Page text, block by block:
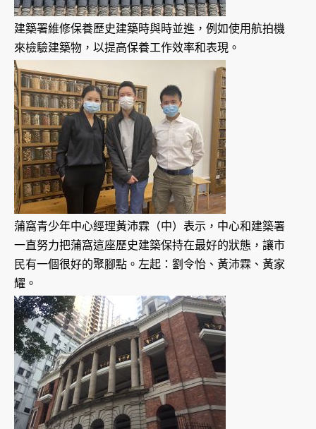
建築署維修保養歷史建築時與時並進，例如使用航拍機
來檢驗建築物，以提高保養工作效率和表現。
蒲窩青少年中心經理黃沛霖（中）表示，中心和建築署
一直努力把蒲窩這座歷史建築保持在最好的狀態，讓市
民有一個很好的聚腳點。左起：劉令怡、黃沛霖、黃家
耀。